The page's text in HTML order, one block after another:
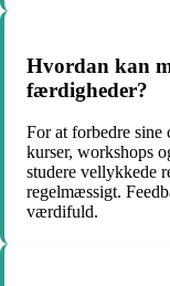
Hvordan kan
færdigheder?
For at forbedre
kurser, workshops
studere vellykkede
regelmæssigt.
værdifuld.